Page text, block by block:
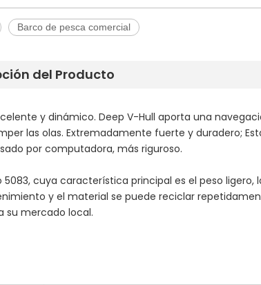
Barco de pesca comercial
del Producto
y dinámico. Deep V-Hull aporta una
las olas. Extremadamente fuerte y duradero;
por computadora, más riguroso.
cuya característica principal es el peso ligero,
y el material se puede reciclar
su mercado local.